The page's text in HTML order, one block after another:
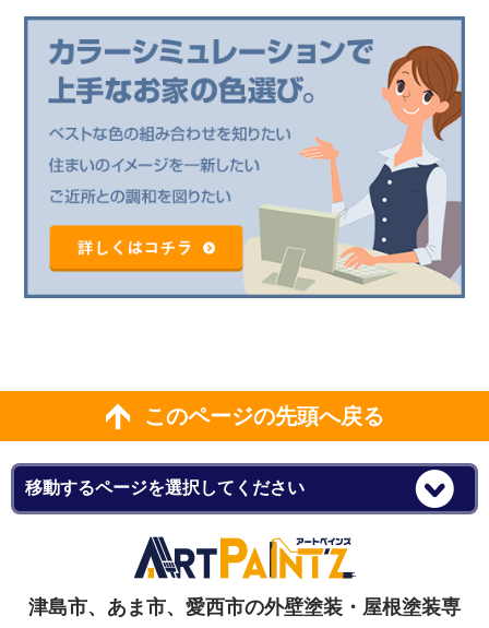
このページの先頭へ戻る
津島市、あま市、愛西市の外壁塗装・屋根塗装専